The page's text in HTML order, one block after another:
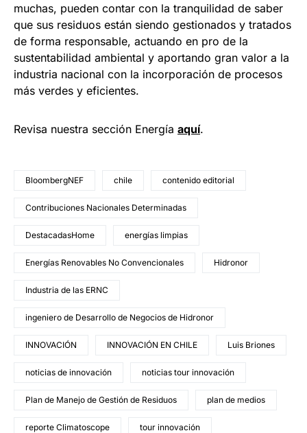
muchas, pueden contar con la tranquilidad de saber
que sus residuos están siendo gestionados y tratados
de forma responsable, actuando en pro de la
sustentabilidad ambiental y aportando gran valor a la
industria nacional con la incorporación de procesos
más verdes y eficientes.
Revisa nuestra sección Energía aquí.
BloombergNEF chile contenido editorial
Contribuciones Nacionales Determinadas
DestacadasHome energías limpias
Energías Renovables No Convencionales Hidronor
Industria de las ERNC
ingeniero de Desarrollo de Negocios de Hidronor
INNOVACIÓN INNOVACIÓN EN CHILE Luis Briones
noticias de innovación noticias tour innovación
Plan de Manejo de Gestión de Residuos plan de medios
reporte Climatoscope tour innovación